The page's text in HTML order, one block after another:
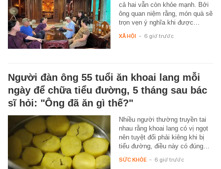
cả hai vẫn còn khỏe mạnh. Bởi
ông quan niệm rằng, món quà sẽ
trọn vẹn ý nghĩa khi được…
XÃ HỘI - 6 giờ trước
Người đàn ông 55 tuổi ăn khoai lang mỗi
ngày để chữa tiểu đường, 5 tháng sau bác
sĩ hỏi: "Ông đã ăn gì thế?"
Nhiều người thường truyền tai
nhau rằng khoai lang có vị ngọt
nên tuyệt đối phải kiêng khi bị
tiểu đường, điều này có đúng…
SỨC KHỎE - 6 giờ trước